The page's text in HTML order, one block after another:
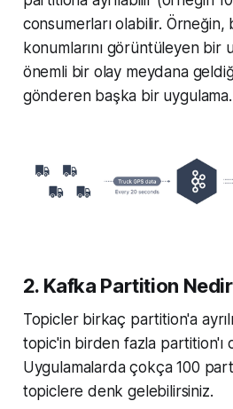
consumerları olabilir.
konumlarını görüntüleyen bir
önemli bir olay meydana
gönderen başka bir uygulama.
2. Kafka Partition
Topicler birkaç partition'a
topic'in birden fazla partition'ı
Uygulamalarda çokça 100
topiclere denk gelebilirsiniz.